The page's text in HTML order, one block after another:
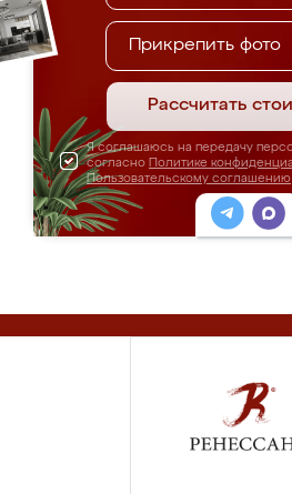
Прикрепить фото
Рассчитать
Я соглашаюсь на передачу
согласно Политике
Пользовательскому соглашению